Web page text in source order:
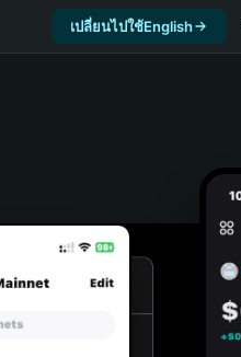
เปลี่ยนไปใช้English